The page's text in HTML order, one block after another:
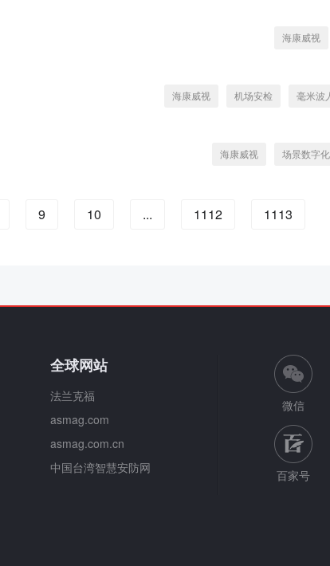
海康威视
海康威视 机场安检 毫米波
海康威视 场景数字化
9 10 ... 1112 1113
全球网站
法兰克福
asmag.com
asmag.com.cn
中国台湾智慧安防网
微信
百家号